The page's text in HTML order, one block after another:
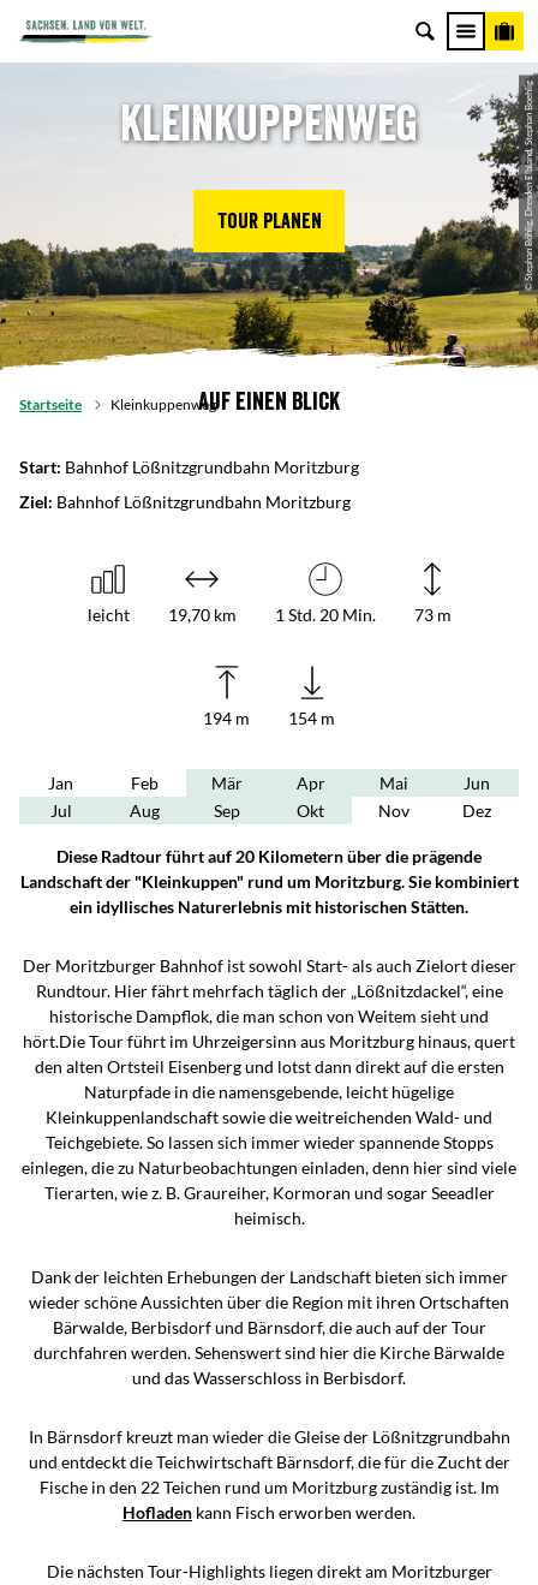
© Stephan Böhlig, Dresden Elbland, Stephan Boehlig
Kleinkuppenweg
Tour planen
Startseite KleinkuppenwegAuf einen Blick
Start: Bahnhof Lößnitzgrundbahn Moritzburg
Ziel: Bahnhof Lößnitzgrundbahn Moritzburg
leicht 19,70 km 1 Std. 20 Min. 73 m
194 m 154 m
Jan Feb Mär Apr Mai
Jun
Jul
Aug Sep Okt Nov Dez
Diese Radtour führt auf 20 Kilometern über die prägende
Landschaft der "Kleinkuppen" rund um Moritzburg. Sie kombiniert
ein idyllisches Naturerlebnis mit historischen Stätten.
Der Moritzburger Bahnhof ist sowohl Start- als auch Zielort dieser
Rundtour. Hier fährt mehrfach täglich der „Lößnitzdackel“, eine
historische Dampflok, die man schon von Weitem sieht und
hört.Die Tour führt im Uhrzeigersinn aus Moritzburg hinaus, quert
den alten Ortsteil Eisenberg und lotst dann direkt auf die ersten
Naturpfade in die namensgebende, leicht hügelige
Kleinkuppenlandschaft sowie die weitreichenden Wald- und
Teichgebiete. So lassen sich immer wieder spannende Stopps
einlegen, die zu Naturbeobachtungen einladen, denn hier sind viele
Tierarten, wie z. B. Graureiher, Kormoran und sogar Seeadler
heimisch.
Dank der leichten Erhebungen der Landschaft bieten sich immer
wieder schöne Aussichten über die Region mit ihren Ortschaften
Bärwalde, Berbisdorf und Bärnsdorf, die auch auf der Tour
durchfahren werden. Sehenswert sind hier die Kirche Bärwalde
und das Wasserschloss in Berbisdorf.
In Bärnsdorf kreuzt man wieder die Gleise der Lößnitzgrundbahn
und entdeckt die Teichwirtschaft Bärnsdorf, die für die Zucht der
Fische in den 22 Teichen rund um Moritzburg zuständig ist. Im
Hofladen kann Fisch erworben werden.
Die nächsten Tour-Highlights liegen direkt am Moritzburger